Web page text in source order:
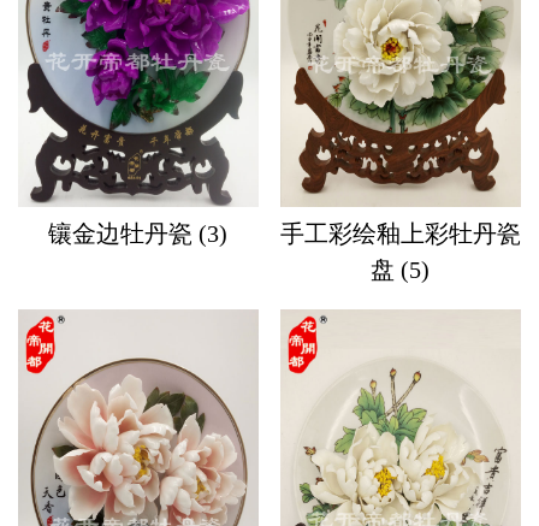
镶金边牡丹瓷 (3)
手工彩绘釉上彩牡丹瓷
盘 (5)